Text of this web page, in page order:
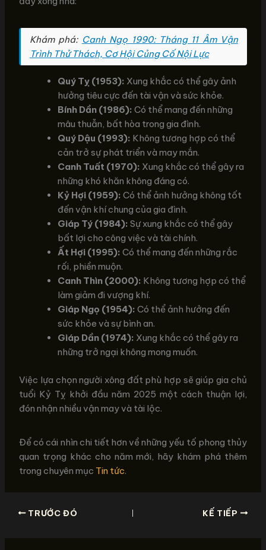
Khám phá: Canh Ngọ 1990: Tháng 11 Âm Vận
Trình Thử Thách, Cơ Hội Củng Cố Nội Lực
Quý Tỵ (1953): Xung khắc có thể gây ảnh
hưởng tiêu cực đến tài vận và sức khỏe.
Bính Dần (1986): Có thể mang đến những
mâu thuẫn, bất hòa trong gia đình.
Quý Dậu (1993): Không tương hợp có thể
cản trở sự phát triển và may mắn.
Canh Tuất (1970): Xung khắc có thể gây ra
những khó khăn không đáng có.
Kỷ Hợi (1959): Có thể ảnh hưởng không tốt
đến vận khí chung của gia đình.
Giáp Tý (1984): Sự xung khắc có thể gây
bất lợi cho công việc và tài chính.
Ất Hợi (1995): Có thể mang đến những rắc
rối, phiền muộn.
Canh Thìn (2000): Không tương hợp có thể
làm giảm đi vượng khí.
Giáp Ngọ (1954): Có thể ảnh hưởng đến
sức khỏe và sự bình an.
Giáp Dần (1974): Xung khắc có thể gây ra
những trở ngại không mong muốn.
Việc lựa chọn người xông đất phù hợp sẽ giúp gia chủ
tuổi Kỷ Tỵ khởi đầu năm 2025 một cách thuận lợi,
đón nhận nhiều vận may và tài lộc.
Để có cái nhìn chi tiết hơn về những yếu tố phong thủy
quan trọng khác cho năm mới, hãy khám phá thêm
trong chuyên mục Tin tức.
TRƯỚC ĐÓ KẾ TIẾP